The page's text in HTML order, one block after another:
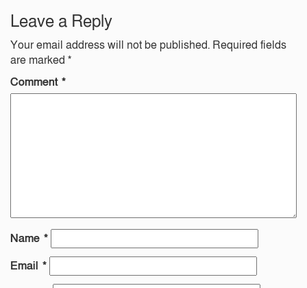
Leave a Reply
Your email address will not be published. Required fields
are marked *
Comment *
Name *
Email *